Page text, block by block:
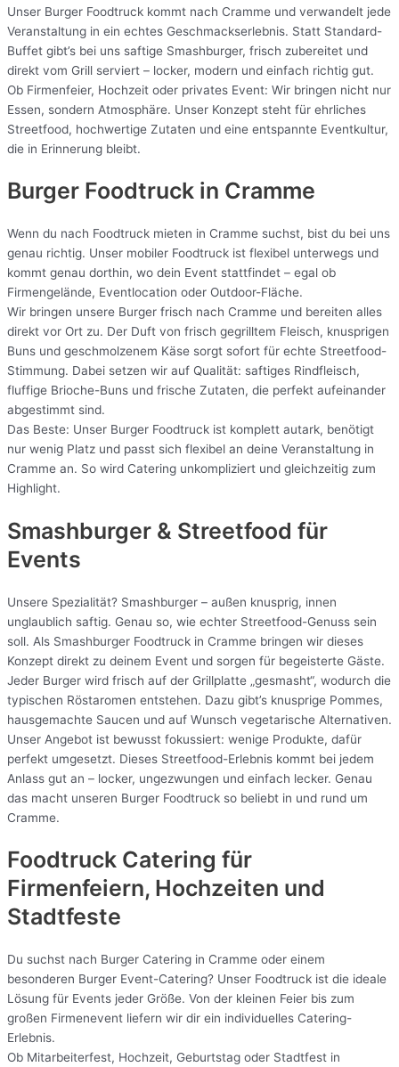
Unser Burger Foodtruck kommt nach Cramme und verwandelt jede
Veranstaltung in ein echtes Geschmackserlebnis. Statt Standard-
Buffet gibt’s bei uns saftige Smashburger, frisch zubereitet und
direkt vom Grill serviert – locker, modern und einfach richtig gut.
Ob Firmenfeier, Hochzeit oder privates Event: Wir bringen nicht nur
Essen, sondern Atmosphäre. Unser Konzept steht für ehrliches
Streetfood, hochwertige Zutaten und eine entspannte Eventkultur,
die in Erinnerung bleibt.
Burger Foodtruck in Cramme
Wenn du nach Foodtruck mieten in Cramme suchst, bist du bei uns
genau richtig. Unser mobiler Foodtruck ist flexibel unterwegs und
kommt genau dorthin, wo dein Event stattfindet – egal ob
Firmengelände, Eventlocation oder Outdoor-Fläche.
Wir bringen unsere Burger frisch nach Cramme und bereiten alles
direkt vor Ort zu. Der Duft von frisch gegrilltem Fleisch, knusprigen
Buns und geschmolzenem Käse sorgt sofort für echte Streetfood-
Stimmung. Dabei setzen wir auf Qualität: saftiges Rindfleisch,
fluffige Brioche-Buns und frische Zutaten, die perfekt aufeinander
abgestimmt sind.
Das Beste: Unser Burger Foodtruck ist komplett autark, benötigt
nur wenig Platz und passt sich flexibel an deine Veranstaltung in
Cramme an. So wird Catering unkompliziert und gleichzeitig zum
Highlight.
Smashburger & Streetfood für
Events
Unsere Spezialität? Smashburger – außen knusprig, innen
unglaublich saftig. Genau so, wie echter Streetfood-Genuss sein
soll. Als Smashburger Foodtruck in Cramme bringen wir dieses
Konzept direkt zu deinem Event und sorgen für begeisterte Gäste.
Jeder Burger wird frisch auf der Grillplatte „gesmasht“, wodurch die
typischen Röstaromen entstehen. Dazu gibt’s knusprige Pommes,
hausgemachte Saucen und auf Wunsch vegetarische Alternativen.
Unser Angebot ist bewusst fokussiert: wenige Produkte, dafür
perfekt umgesetzt. Dieses Streetfood-Erlebnis kommt bei jedem
Anlass gut an – locker, ungezwungen und einfach lecker. Genau
das macht unseren Burger Foodtruck so beliebt in und rund um
Cramme.
Foodtruck Catering für
Firmenfeiern, Hochzeiten und
Stadtfeste
Du suchst nach Burger Catering in Cramme oder einem
besonderen Burger Event-Catering? Unser Foodtruck ist die ideale
Lösung für Events jeder Größe. Von der kleinen Feier bis zum
großen Firmenevent liefern wir dir ein individuelles Catering-
Erlebnis.
Ob Mitarbeiterfest, Hochzeit, Geburtstag oder Stadtfest in